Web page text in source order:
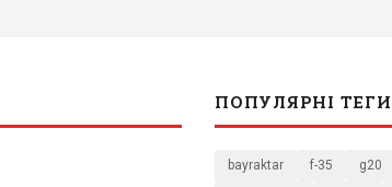
ПОПУЛЯРНІ ТЕГИ
bayraktar f-35 g20